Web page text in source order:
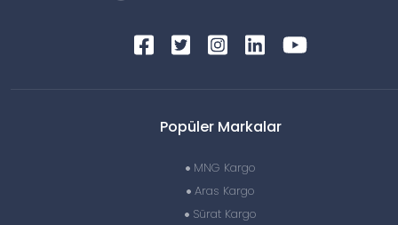
Popüler Markalar
MNG Kargo
Aras Kargo
Sürat Kargo